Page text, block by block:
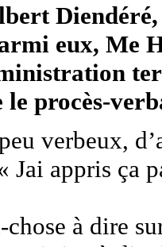
eux, Me
procès-
verbeux,
Jai appris ça
chose à dire